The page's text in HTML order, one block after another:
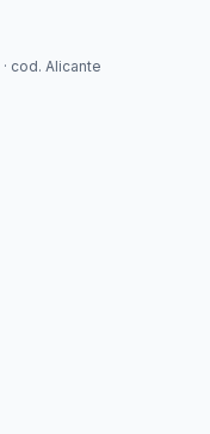
· cod. Alicante